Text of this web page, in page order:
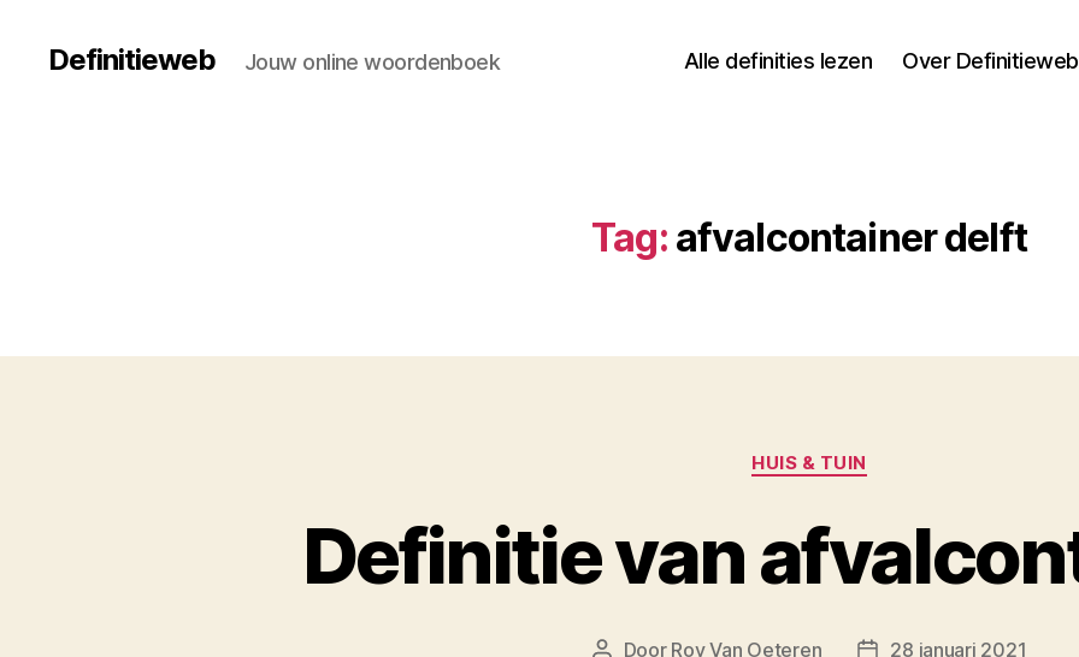
Definitieweb Jouw online woordenboek Alle definities lezen Over Definitieweb
Tag: afvalcontainer delft
Categorieën
HUIS & TUIN
Definitie van
Berichtauteur
Door Roy Van Oeteren Berichtdatum
28 januari 2021